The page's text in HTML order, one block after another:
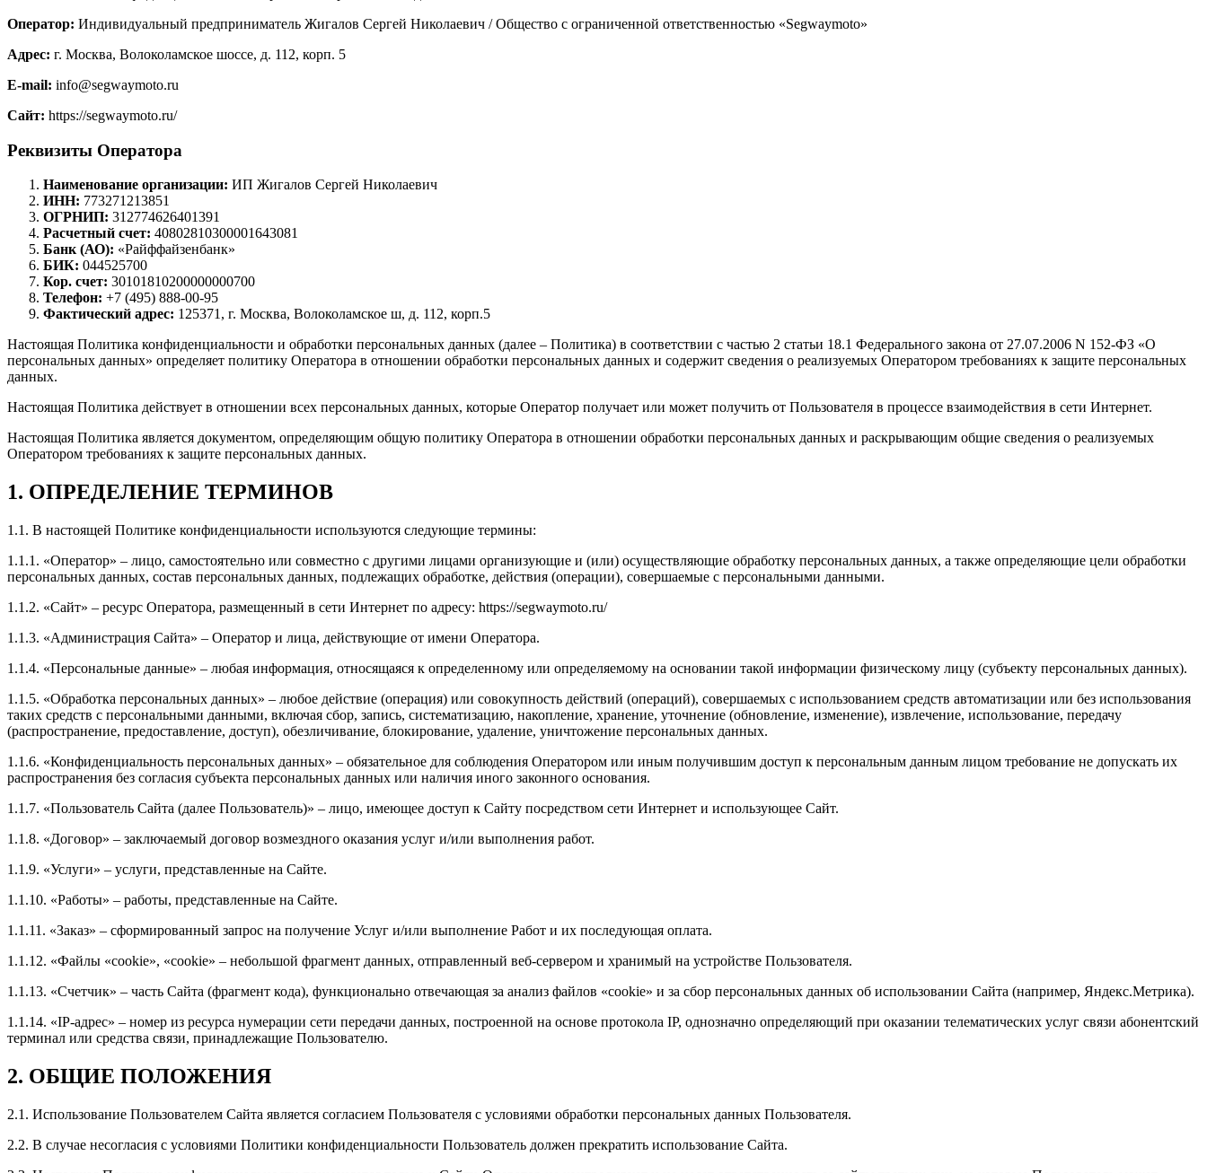
Оператор: Индивидуальный предприниматель Жигалов Сергей Николаевич / Общество с ограниченной ответственностью «Segwaymoto»
Адрес: г. Москва, Волоколамское шоссе, д. 112, корп. 5
E-mail: info@segwaymoto.ru
Сайт: https://segwaymoto.ru/
Реквизиты Оператора
Наименование организации: ИП Жигалов Сергей Николаевич
ИНН: 773271213851
ОГРНИП: 312774626401391
Расчетный счет: 40802810300001643081
Банк (АО): «Райффайзенбанк»
БИК: 044525700
Кор. счет: 30101810200000000700
Телефон: +7 (495) 888-00-95
Фактический адрес: 125371, г. Москва, Волоколамское ш, д. 112, корп.5
Настоящая Политика конфиденциальности и обработки персональных данных (далее – Политика) в соответствии с частью 2 статьи 18.1 Федерального закона от 27.07.2006 N 152‑ФЗ «О
персональных данных» определяет политику Оператора в отношении обработки персональных данных и содержит сведения о реализуемых Оператором требованиях к защите персональных
данных.
Настоящая Политика действует в отношении всех персональных данных, которые Оператор получает или может получить от Пользователя в процессе взаимодействия в сети Интернет.
Настоящая Политика является документом, определяющим общую политику Оператора в отношении обработки персональных данных и раскрывающим общие сведения о реализуемых
Оператором требованиях к защите персональных данных.
1. ОПРЕДЕЛЕНИЕ ТЕРМИНОВ
1.1. В настоящей Политике конфиденциальности используются следующие термины:
1.1.1. «Оператор» – лицо, самостоятельно или совместно с другими лицами организующие и (или) осуществляющие обработку персональных данных, а также определяющие цели обработки
персональных данных, состав персональных данных, подлежащих обработке, действия (операции), совершаемые с персональными данными.
1.1.2. «Сайт» – ресурс Оператора, размещенный в сети Интернет по адресу: https://segwaymoto.ru/
1.1.3. «Администрация Сайта» – Оператор и лица, действующие от имени Оператора.
1.1.4. «Персональные данные» – любая информация, относящаяся к определенному или определяемому на основании такой информации физическому лицу (субъекту персональных данных).
1.1.5. «Обработка персональных данных» – любое действие (операция) или совокупность действий (операций), совершаемых с использованием средств автоматизации или без использования
таких средств с персональными данными, включая сбор, запись, систематизацию, накопление, хранение, уточнение (обновление, изменение), извлечение, использование, передачу
(распространение, предоставление, доступ), обезличивание, блокирование, удаление, уничтожение персональных данных.
1.1.6. «Конфиденциальность персональных данных» – обязательное для соблюдения Оператором или иным получившим доступ к персональным данным лицом требование не допускать их
распространения без согласия субъекта персональных данных или наличия иного законного основания.
1.1.7. «Пользователь Сайта (далее Пользователь)» – лицо, имеющее доступ к Сайту посредством сети Интернет и использующее Сайт.
1.1.8. «Договор» – заключаемый договор возмездного оказания услуг и/или выполнения работ.
1.1.9. «Услуги» – услуги, представленные на Сайте.
1.1.10. «Работы» – работы, представленные на Сайте.
1.1.11. «Заказ» – сформированный запрос на получение Услуг и/или выполнение Работ и их последующая оплата.
1.1.12. «Файлы «cookie», «cookie» – небольшой фрагмент данных, отправленный веб-сервером и хранимый на устройстве Пользователя.
1.1.13. «Счетчик» – часть Сайта (фрагмент кода), функционально отвечающая за анализ файлов «cookie» и за сбор персональных данных об использовании Сайта (например, Яндекс.Метрика).
1.1.14. «IP-адрес» – номер из ресурса нумерации сети передачи данных, построенной на основе протокола IP, однозначно определяющий при оказании телематических услуг связи абонентский
терминал или средства связи, принадлежащие Пользователю.
2. ОБЩИЕ ПОЛОЖЕНИЯ
2.1. Использование Пользователем Сайта является согласием Пользователя с условиями обработки персональных данных Пользователя.
2.2. В случае несогласия с условиями Политики конфиденциальности Пользователь должен прекратить использование Сайта.